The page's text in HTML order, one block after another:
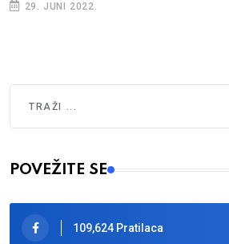
29. JUNI 2022.
Type 2 or more characters for results.
POVEŽITE SE
109,624 Pratilaca